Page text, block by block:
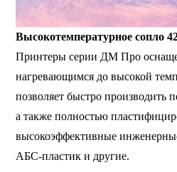
Высокотемпературное сопло
Принтеры серии ДМ Про
нагревающимся до высокой
позволяет быстро производить
а также полностью
высокоэффективные
АБС-пластик и другие.